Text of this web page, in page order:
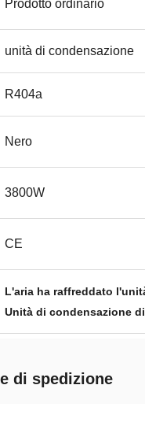
Prodotto ordinario
unità di condensazione
R404a
Nero
3800W
CE
L'aria ha raffreddato
Unità di condensazione
di spedizione